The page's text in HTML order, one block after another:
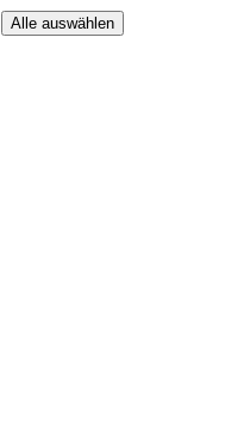
Alle auswählen